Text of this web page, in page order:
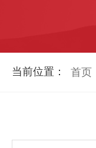
当前位置： 首页